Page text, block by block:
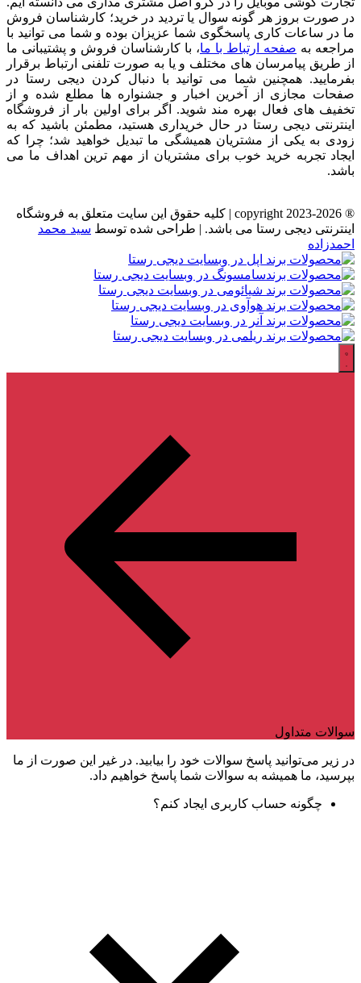
در صورت بروز هر گونه سوال یا تردید در خرید؛ کارشناسان فروش
ما در ساعات کاری پاسخگوی شما عزیزان بوده و شما می توانید با
مراجعه به صفحه ارتباط با ما، با کارشناسان فروش و پشتیبانی ما
از طریق پیامرسان های مختلف و یا به صورت تلفنی ارتباط برقرار
بفرمایید. همچنین شما می توانید با دنبال کردن دیجی رستا در
صفحات مجازی از آخرین اخبار و جشنواره ها مطلع شده و از
تخفیف های فعال بهره مند شوید. اگر برای اولین بار از فروشگاه
اینترنتی دیجی رستا در حال خریداری هستید، مطمئن باشید که به
زودی به یکی از مشتریان همیشگی ما تبدیل خواهید شد؛ چرا که
ایجاد تجربه خرید خوب برای مشتریان از مهم ترین اهداف ما می
باشد.
® copyright 2023-2026 | کلیه حقوق این سایت متعلق به فروشگاه
اینترنتی دیجی رستا می باشد. | طراحی شده توسط سید محمد
احمدزاده
سوالات متداول
در زیر می‌توانید پاسخ سوالات خود را بیابید. در غیر این صورت از ما
بپرسید، ما همیشه به سوالات شما پاسخ خواهیم داد.
چگونه حساب کاربری ایجاد کنم؟